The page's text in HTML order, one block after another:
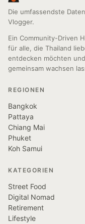
Die umfassendste
Vlogger.
Ein Community-Driven
für alle, die Thailand
entdecken möchten
gemeinsam wachsen
REGIONEN
Bangkok
Pattaya
Chiang Mai
Phuket
Koh Samui
KATEGORIEN
Street Food
Digital Nomad
Retirement
Lifestyle